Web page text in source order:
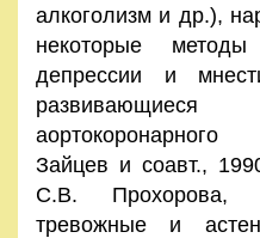
алкоголизм и др.),
некоторые
депрессии и
Зайцев и соавт.,
С.В. Прохорова,
тревожные и